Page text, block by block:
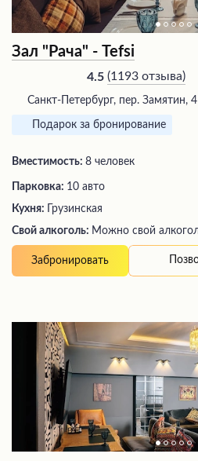
Зал "Рача" - Tefsi
4.5 (1193 отзыва)
Санкт-Петербург, пер. Замятин, 4
Подарок за бронирование
Вместимость: 8 человек
Парковка: 10 авто
Кухня:
Грузинская
Свой алкоголь: Можно свой
Забронировать